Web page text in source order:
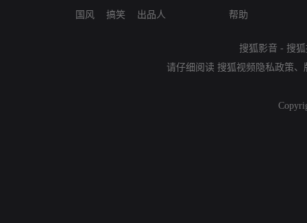
国风
搞笑
出品人
帮助
搜狐影音 - 搜
请仔细阅读 搜狐视频隐私政策、